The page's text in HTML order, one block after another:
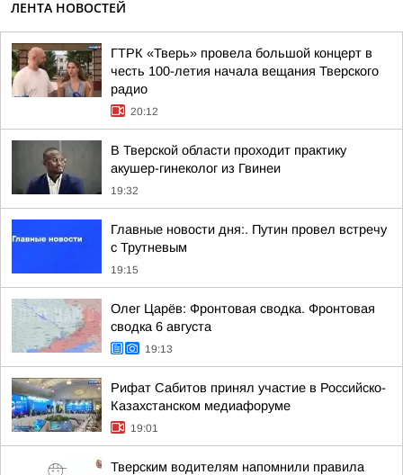
ЛЕНТА НОВОСТЕЙ
ГТРК «Тверь» провела большой концерт в
честь 100-летия начала вещания Тверского
радио
20:12
В Тверской области проходит практику
акушер-гинеколог из Гвинеи
19:32
Главные новости дня:. Путин провел встречу
с Трутневым
19:15
Олег Царёв: Фронтовая сводка. Фронтовая
сводка 6 августа
19:13
Рифат Сабитов принял участие в Российско-
Казахстанском медиафоруме
19:01
Тверским водителям напомнили правила